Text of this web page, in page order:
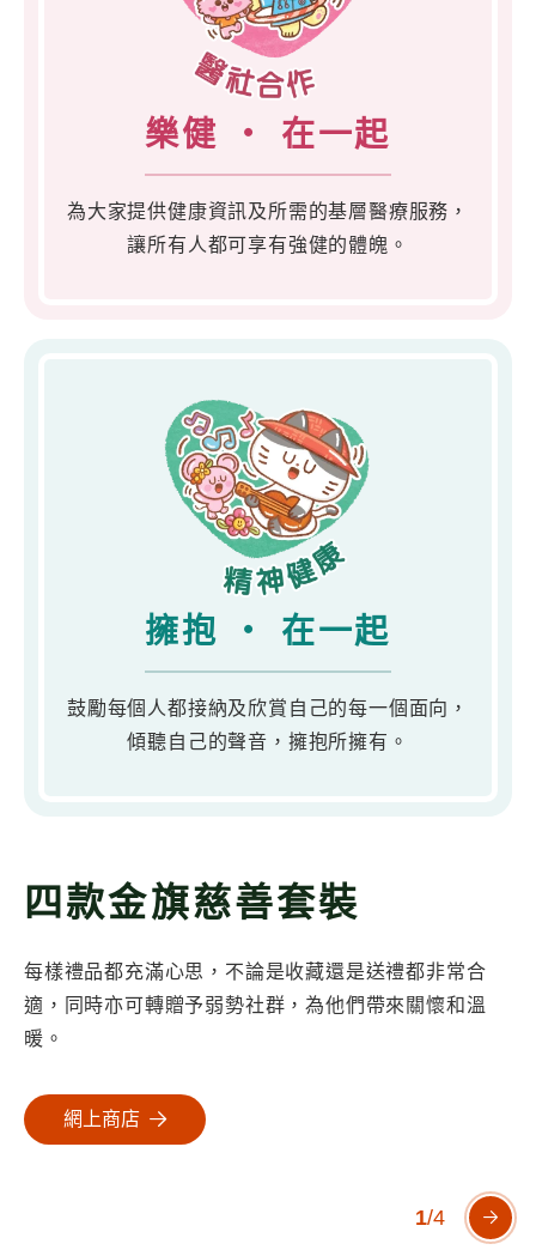
樂健 ‧ 在一起
為大家提供健康資訊及所需的基層醫療服務，
讓所有人都可享有強健的體魄。
擁抱 ‧ 在一起
鼓勵每個人都接納及欣賞自己的每一個面向，
傾聽自己的聲音，擁抱所擁有。
四款金旗慈善套裝
每樣禮品都充滿心思，不論是收藏還是送禮都非常合
適，同時亦可轉贈予弱勢社群，為他們帶來關懷和溫
暖。
網上商店
1/4
下一